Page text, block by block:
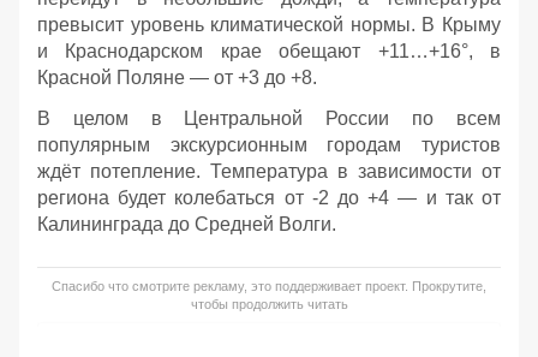
превысит уровень климатической нормы. В Крыму
и Краснодарском крае обещают +11…+16°, в
Красной Поляне — от +3 до +8.
В целом в Центральной России по всем
популярным экскурсионным городам туристов
ждёт потепление. Температура в зависимости от
региона будет колебаться от -2 до +4 — и так от
Калининграда до Средней Волги.
Спасибо что смотрите рекламу, это поддерживает проект. Прокрутите,
чтобы продолжить читать